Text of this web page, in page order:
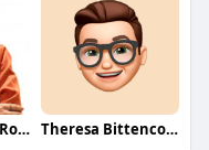
Laura Gallo da Rosa Theresa Bittencourt